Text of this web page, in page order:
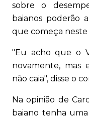
sobre o
baianos poderão
que começa neste
"Eu acho que o
novamente, mas
não caia", disse o
Na opinião de
baiano tenha